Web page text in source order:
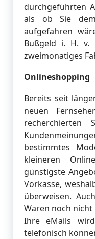
durchgeführten
als ob Sie
aufgefahren
Bußgeld i. H. v.
zweimonatiges
Onlineshopping
Bereits seit
neuen
recherchierten
bestimmtes
kleineren
günstigste
Vorkasse,
überweisen.
Waren noch
Ihre eMails
telefonisch